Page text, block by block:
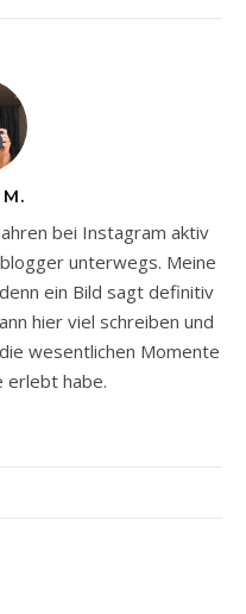
M.
bei Instagram aktiv
unterwegs. Meine
ein Bild sagt definitiv
hier viel schreiben und
wesentlichen Momente
erlebt habe.